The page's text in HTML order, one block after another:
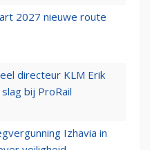
2027 nieuwe route
directeur KLM Erik
bij ProRail
Izhavia in